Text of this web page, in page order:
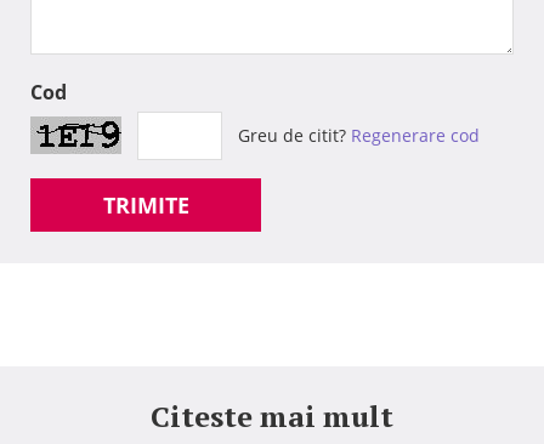
Cod
Greu de citit? Regenerare cod
TRIMITE
Citeste mai mult